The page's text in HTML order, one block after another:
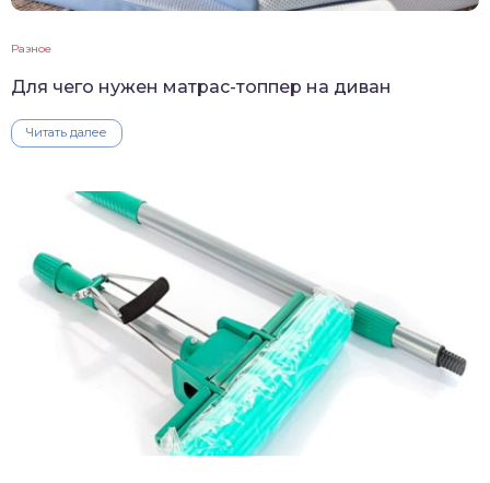
Разное
Для чего нужен матрас-топпер на диван
Читать далее